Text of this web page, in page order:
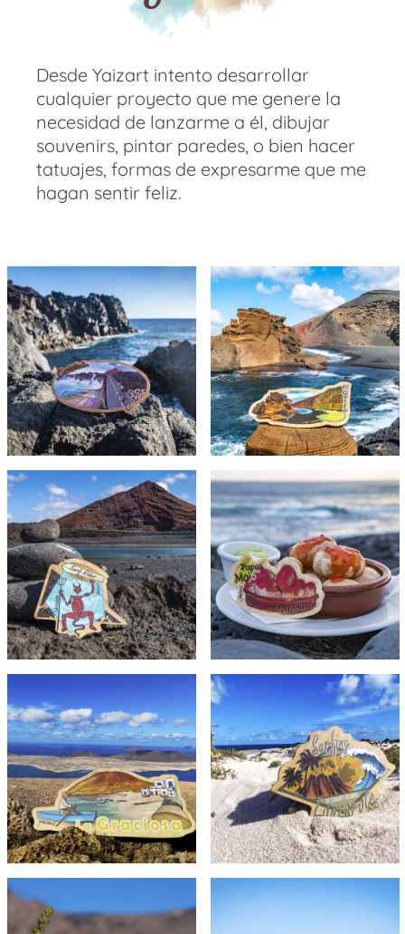
Desde Yaizart intento desarrollar
cualquier proyecto que me genere la
necesidad de lanzarme a él, dibujar
souvenirs, pintar paredes, o bien hacer
tatuajes, formas de expresarme que me
hagan sentir feliz.
Imán El
Golfo
Road en
los
Hervideros
Imán El
Golfo en
playa de
Lago
Verde
Imán Surf
rider en el
charco de
playa
Montaña
Bermeja
Imán
Papas con
mojo en el
Golfo
Imán La
Graciosa
en
Mirador
del Río
Imán
Surfing in
Canary
islands en
playa del
Caletón
blanco
Imán
Imán Isla